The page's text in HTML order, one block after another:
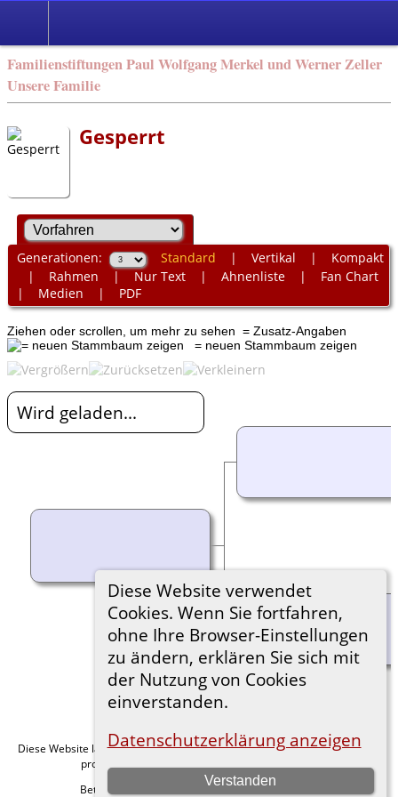
Familienstiftungen Paul Wolfgang Merkel und Werner Zeller
Unsere Familie
Diese Website verwendet
Cookies. Wenn Sie fortfahren,
ohne Ihre Browser-Einstellungen
zu ändern, erklären Sie sich mit
der Nutzung von Cookies
einverstanden.
Datenschutzerklärung anzeigen
Verstanden
Gesperrt
Generationen: Standard | Vertikal | Kompakt
| Rahmen | Nur Text| Ahnenliste| Fan Chart
| Medien | PDF
Ziehen oder scrollen, um mehr zu sehen = Zusatz-Angaben
= neuen Stammbaum zeigen
Wird geladen...
Diese Website läuft mitThe Next Generation of Genealogy Sitebuildingv. 15.0.1,
programmiert von Darrin Lythgoe © 2001-2026.
Betreut von
. |Datenschutzerklärung